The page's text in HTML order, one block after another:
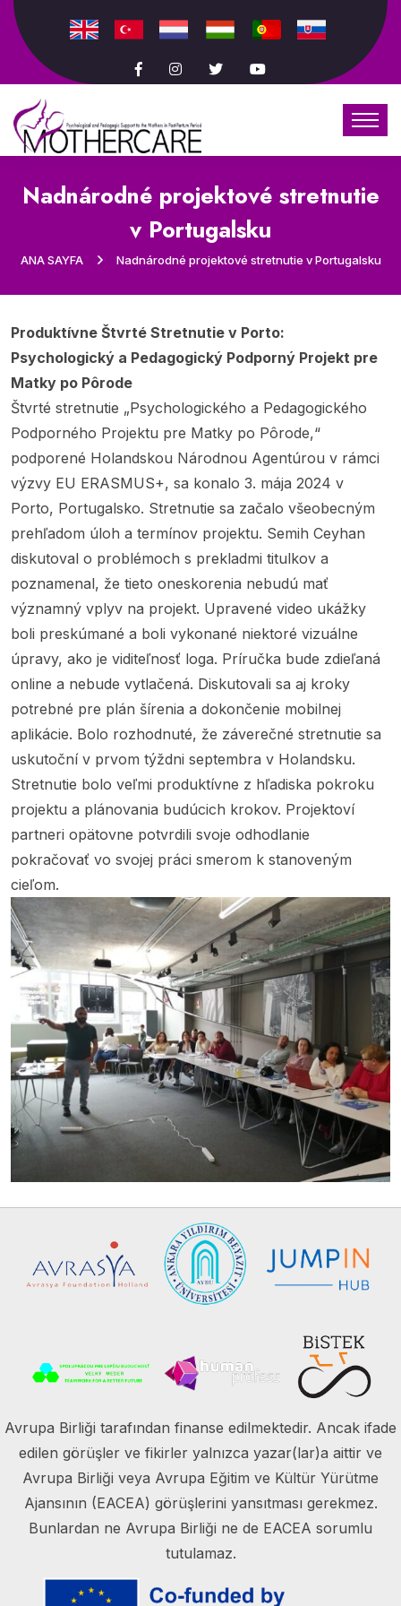
Nadnárodné projektové stretnutie
v Portugalsku
ANA SAYFA Nadnárodné projektové stretnutie v Portugalsku
Produktívne Štvrté Stretnutie v Porto:
Psychologický a Pedagogický Podporný Projekt pre
Matky po Pôrode
Štvrté stretnutie „Psychologického a Pedagogického
Podporného Projektu pre Matky po Pôrode,“
podporené Holandskou Národnou Agentúrou v rámci
výzvy EU ERASMUS+, sa konalo 3. mája 2024 v
Porto, Portugalsko. Stretnutie sa začalo všeobecným
prehľadom úloh a termínov projektu. Semih Ceyhan
diskutoval o problémoch s prekladmi titulkov a
poznamenal, že tieto oneskorenia nebudú mať
významný vplyv na projekt. Upravené video ukážky
boli preskúmané a boli vykonané niektoré vizuálne
úpravy, ako je viditeľnosť loga. Príručka bude zdieľaná
online a nebude vytlačená. Diskutovali sa aj kroky
potrebné pre plán šírenia a dokončenie mobilnej
aplikácie. Bolo rozhodnuté, že záverečné stretnutie sa
uskutoční v prvom týždni septembra v Holandsku.
Stretnutie bolo veľmi produktívne z hľadiska pokroku
projektu a plánovania budúcich krokov. Projektoví
partneri opätovne potvrdili svoje odhodlanie
pokračovať vo svojej práci smerom k stanoveným
cieľom.
Avrupa Birliği tarafından finanse edilmektedir. Ancak ifade
edilen görüşler ve fikirler yalnızca yazar(lar)a aittir ve
Avrupa Birliği veya Avrupa Eğitim ve Kültür Yürütme
Ajansının (EACEA) görüşlerini yansıtması gerekmez.
Bunlardan ne Avrupa Birliği ne de EACEA sorumlu
tutulamaz.